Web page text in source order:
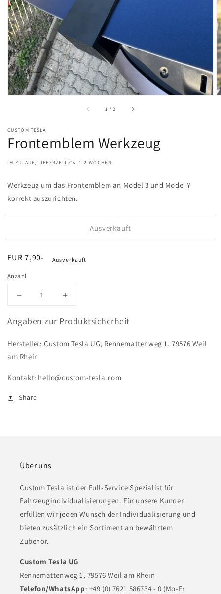
1 /von
2
CUSTOM TESLA
Frontemblem Werkzeug
IM ZULAUF, LIEFERZEIT CA. 1-2 WOCHEN
Werkzeug um das Frontemblem an Model 3 und Model Y
korrekt auszurichten.
Ausverkauft
Normaler
EUR 7,90- Ausverkauft
Anzahl
Verringere
Menge
Frontemblem
Erhöhe
Menge
Frontemblem
Angaben zur Produktsicherheit
Hersteller: Custom Tesla UG, Rennemattenweg 1, 79576 Weil
am Rhein
Kontakt: hello@custom-tesla.com
Share
Über uns
Custom Tesla ist der Full-Service Spezialist für
Fahrzeugindividualisierungen. Für unsere Kunden
erfüllen wir jeden Wunsch der Individualisierung und
bieten zusätzlich ein Sortiment an bewährtem
Zubehör.
Custom Tesla UG
Rennemattenweg 1, 79576 Weil am Rhein
Telefon/WhatsApp: +49 (0) 7621 586734 - 0 (Mo-Fr